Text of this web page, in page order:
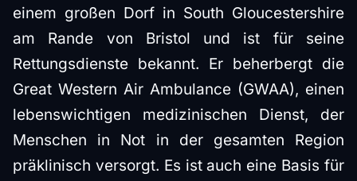
einem großen Dorf in South Gloucestershire
am Rande von Bristol und ist für seine
Rettungsdienste bekannt. Er beherbergt die
Great Western Air Ambulance (GWAA), einen
lebenswichtigen medizinischen Dienst, der
Menschen in Not in der gesamten Region
präklinisch versorgt. Es ist auch eine Basis für